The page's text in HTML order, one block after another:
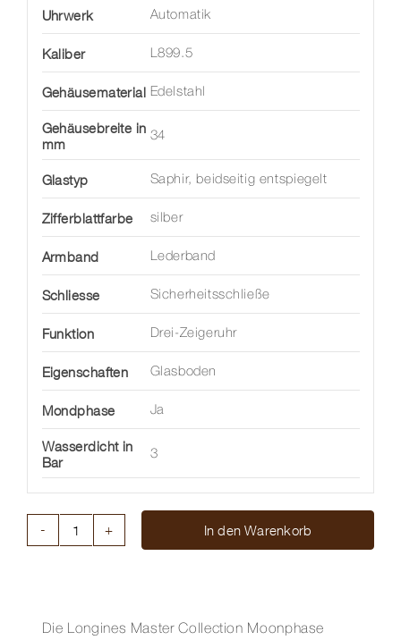
Uhrwerk Automatik
Kaliber L899.5
Gehäusematerial Edelstahl
Gehäusebreite in
mm
34
Glastyp Saphir, beidseitig entspiegelt
Zifferblattfarbe silber
Armband Lederband
Schliesse Sicherheitsschließe
Funktion Drei-Zeigeruhr
Eigenschaften Glasboden
Mondphase Ja
Wasserdicht in
Bar
3
34
In den Warenkorb
Die Longines Master Collection Moonphase